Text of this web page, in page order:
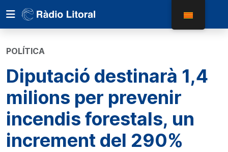
POLÍTICA
Diputació destinarà 1,4
milions per prevenir
incendis forestals, un
increment del 290%